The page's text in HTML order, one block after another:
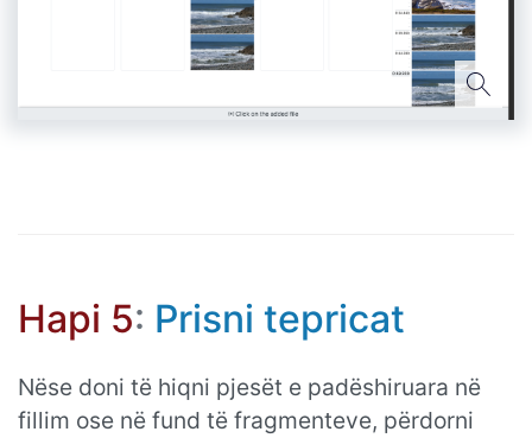
Hapi 5: Prisni tepricat
Nëse doni të hiqni pjesët e padëshiruara në
fillim ose në fund të fragmenteve, përdorni